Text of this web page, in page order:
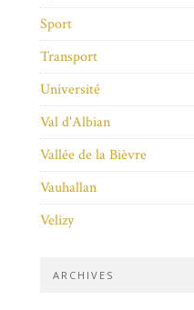
Sport
Transport
Université
Val d'Albian
Vallée de la Bièvre
Vauhallan
Velizy
ARCHIVES